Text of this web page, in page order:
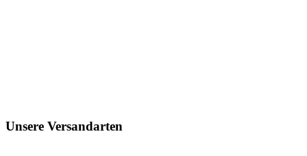
Unsere Versandarten